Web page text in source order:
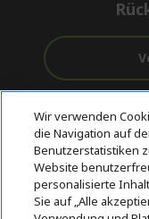
Kostenloser
Versand
© 2026 Acer Inc.
CPYou BV ist der
Produkte und
Wir verwenden
die Navigation auf
Benutzerstatistiken
Website
personalisierte
Sie auf „Alle